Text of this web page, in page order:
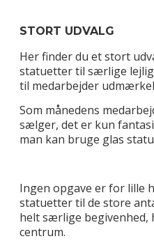
STORT UDVALG
Her finder du et stort
statuetter til særlige
til medarbejder
Som månedens
sælger, det er kun
man kan bruge glas
Ingen opgave er for lille
statuetter til de store
helt særlige
centrum.